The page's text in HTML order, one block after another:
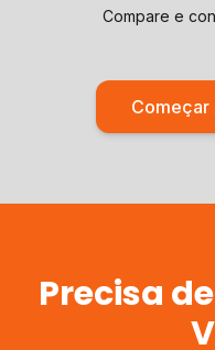
Compare e
Começar
Precisa de